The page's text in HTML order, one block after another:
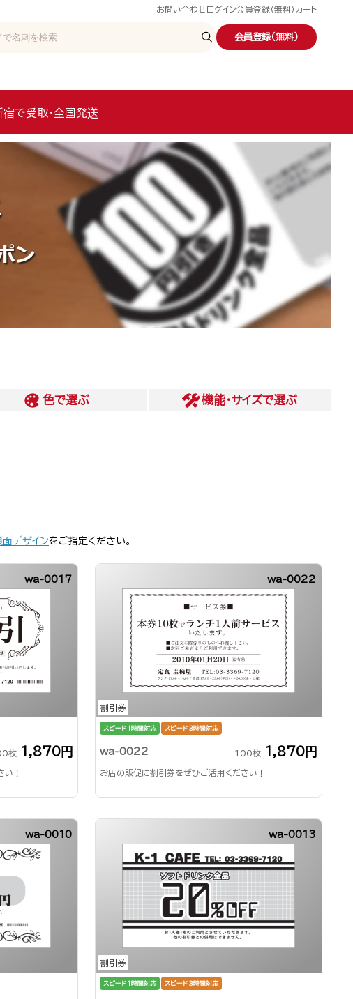
お問い合わせ ログイン会員登録（無料） カート
会員登録（無料）
で受取・全国発送
色で選ぶ 機能・サイズで選ぶ
面デザインをご指定ください。
wa-0017
枚 1,870円
い！
割引券
wa-0022
スピード1時間対応 スピード3時間対応
wa-0022 100枚 1,870円
お店の販促に割引券をぜひご活用ください！
wa-0010
割引券
wa-0013
スピード1時間対応 スピード3時間対応